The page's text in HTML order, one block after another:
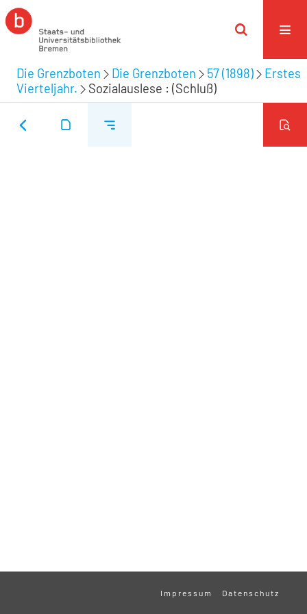
Die Grenzboten Die Grenzboten 57 (1898)
Erstes
Vierteljahr.
Sozialauslese : (Schluß)
Impressum Datenschutz